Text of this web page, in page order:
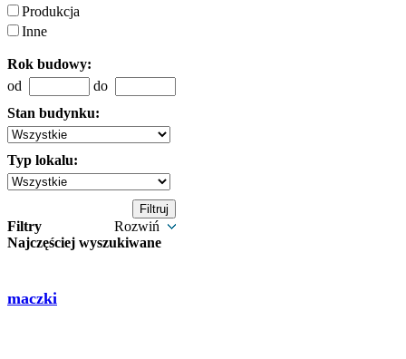
Produkcja
Inne
Rok budowy:
od
do
Stan budynku:
Typ lokalu:
Filtry
Rozwiń
Najczęściej wyszukiwane
maczki